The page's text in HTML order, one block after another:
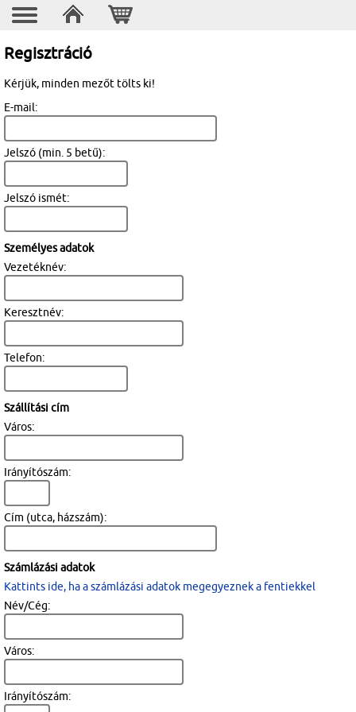
Regisztráció
Kérjük, minden mezőt tölts ki!
E-mail:
Jelszó (min. 5 betű):
Jelszó ismét:
Személyes adatok
Vezetéknév:
Keresztnév:
Telefon:
Szállítási cím
Város:
Irányítószám:
Cím (utca, házszám):
Számlázási adatok
Kattints ide, ha a számlázási adatok megegyeznek a fentiekkel
Név/Cég:
Város:
Irányítószám: